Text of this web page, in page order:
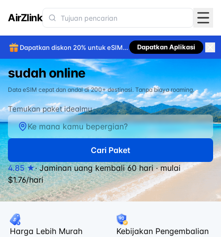
Dapatkan diskon 20% untuk eSIM
pertamamu di aplikasi.
Dapatkan Aplikasi
AirZlink
Baru mendarat
sudah online
Data eSIM cepat dan andal di 200+ destinasi. Tanpa biaya roaming.
Temukan paket idealmu
Cari Paket
4.85 ★· Jaminan uang kembali 60 hari · mulai
$1.76/hari
Harga Lebih Murah
Kebijakan Pengembalian